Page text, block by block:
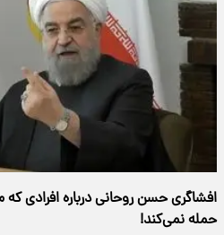
افشاگری حسن روحانی درباره افرادی
حمله نمی‌کند!